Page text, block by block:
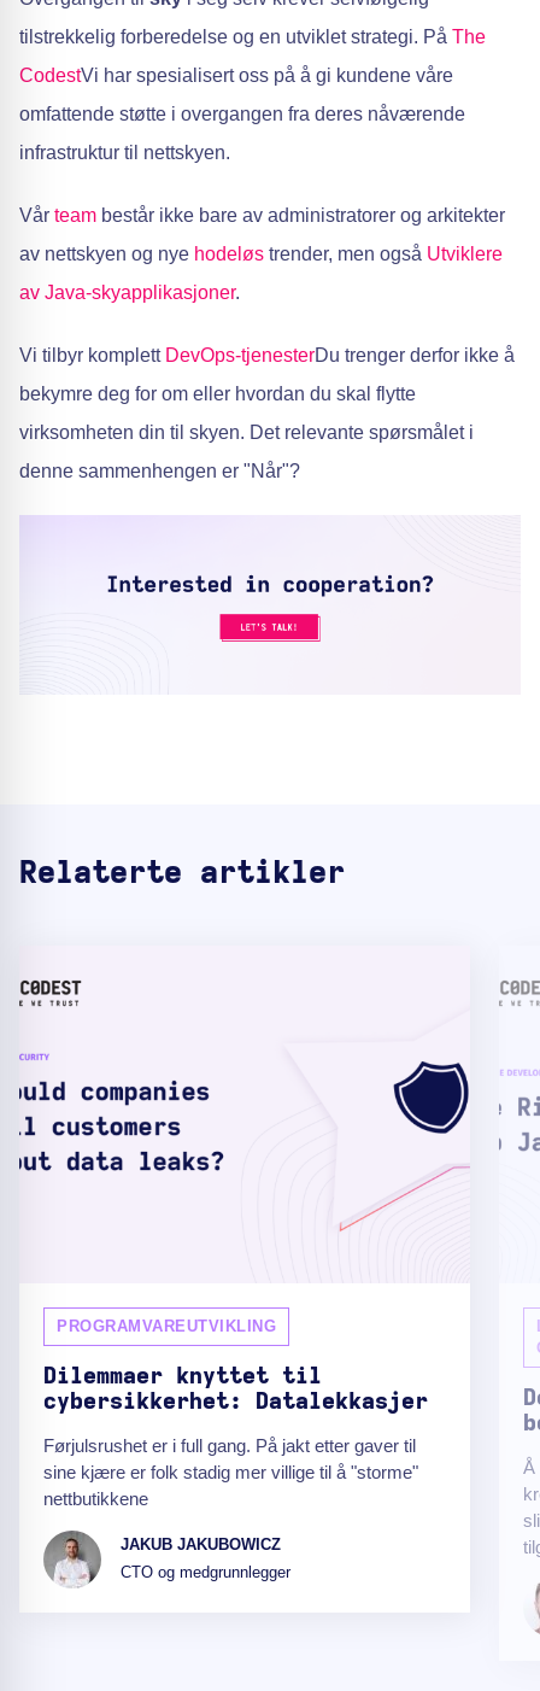
tilstrekkelig forberedelse og en utviklet strategi. På The
CodestVi har spesialisert oss på å gi kundene våre
omfattende støtte i overgangen fra deres nåværende
infrastruktur til nettskyen.
Vår team består ikke bare av administratorer og arkitekter
av nettskyen og nye hodeløs trender, men også Utviklere
av Java-skyapplikasjoner.
Vi tilbyr komplett DevOps-tjenesterDu trenger derfor ikke å
bekymre deg for om eller hvordan du skal flytte
virksomheten din til skyen. Det relevante spørsmålet i
denne sammenhengen er "Når"?
Relaterte artikler
PROGRAMVAREUTVIKLING
Dilemmaer knyttet til
cybersikkerhet: Datalekkasjer
Førjulsrushet er i full gang. På jakt etter gaver til
sine kjære er folk stadig mer villige til å "storme"
nettbutikkene
JAKUB JAKUBOWICZ
CTO og medgrunnlegger
Å